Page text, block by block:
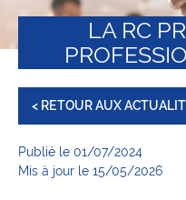
LA RC
< RETOUR AUX
Publié le 01/07/2024
Mis à jour le 15/05/2026